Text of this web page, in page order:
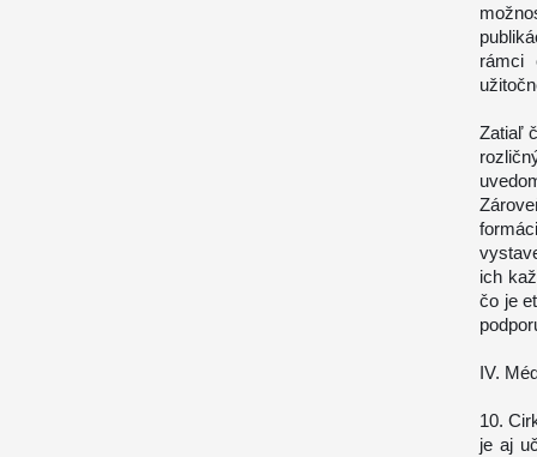
rámci
Zatiaľ
ich
čo je
IV.
10.
je aj